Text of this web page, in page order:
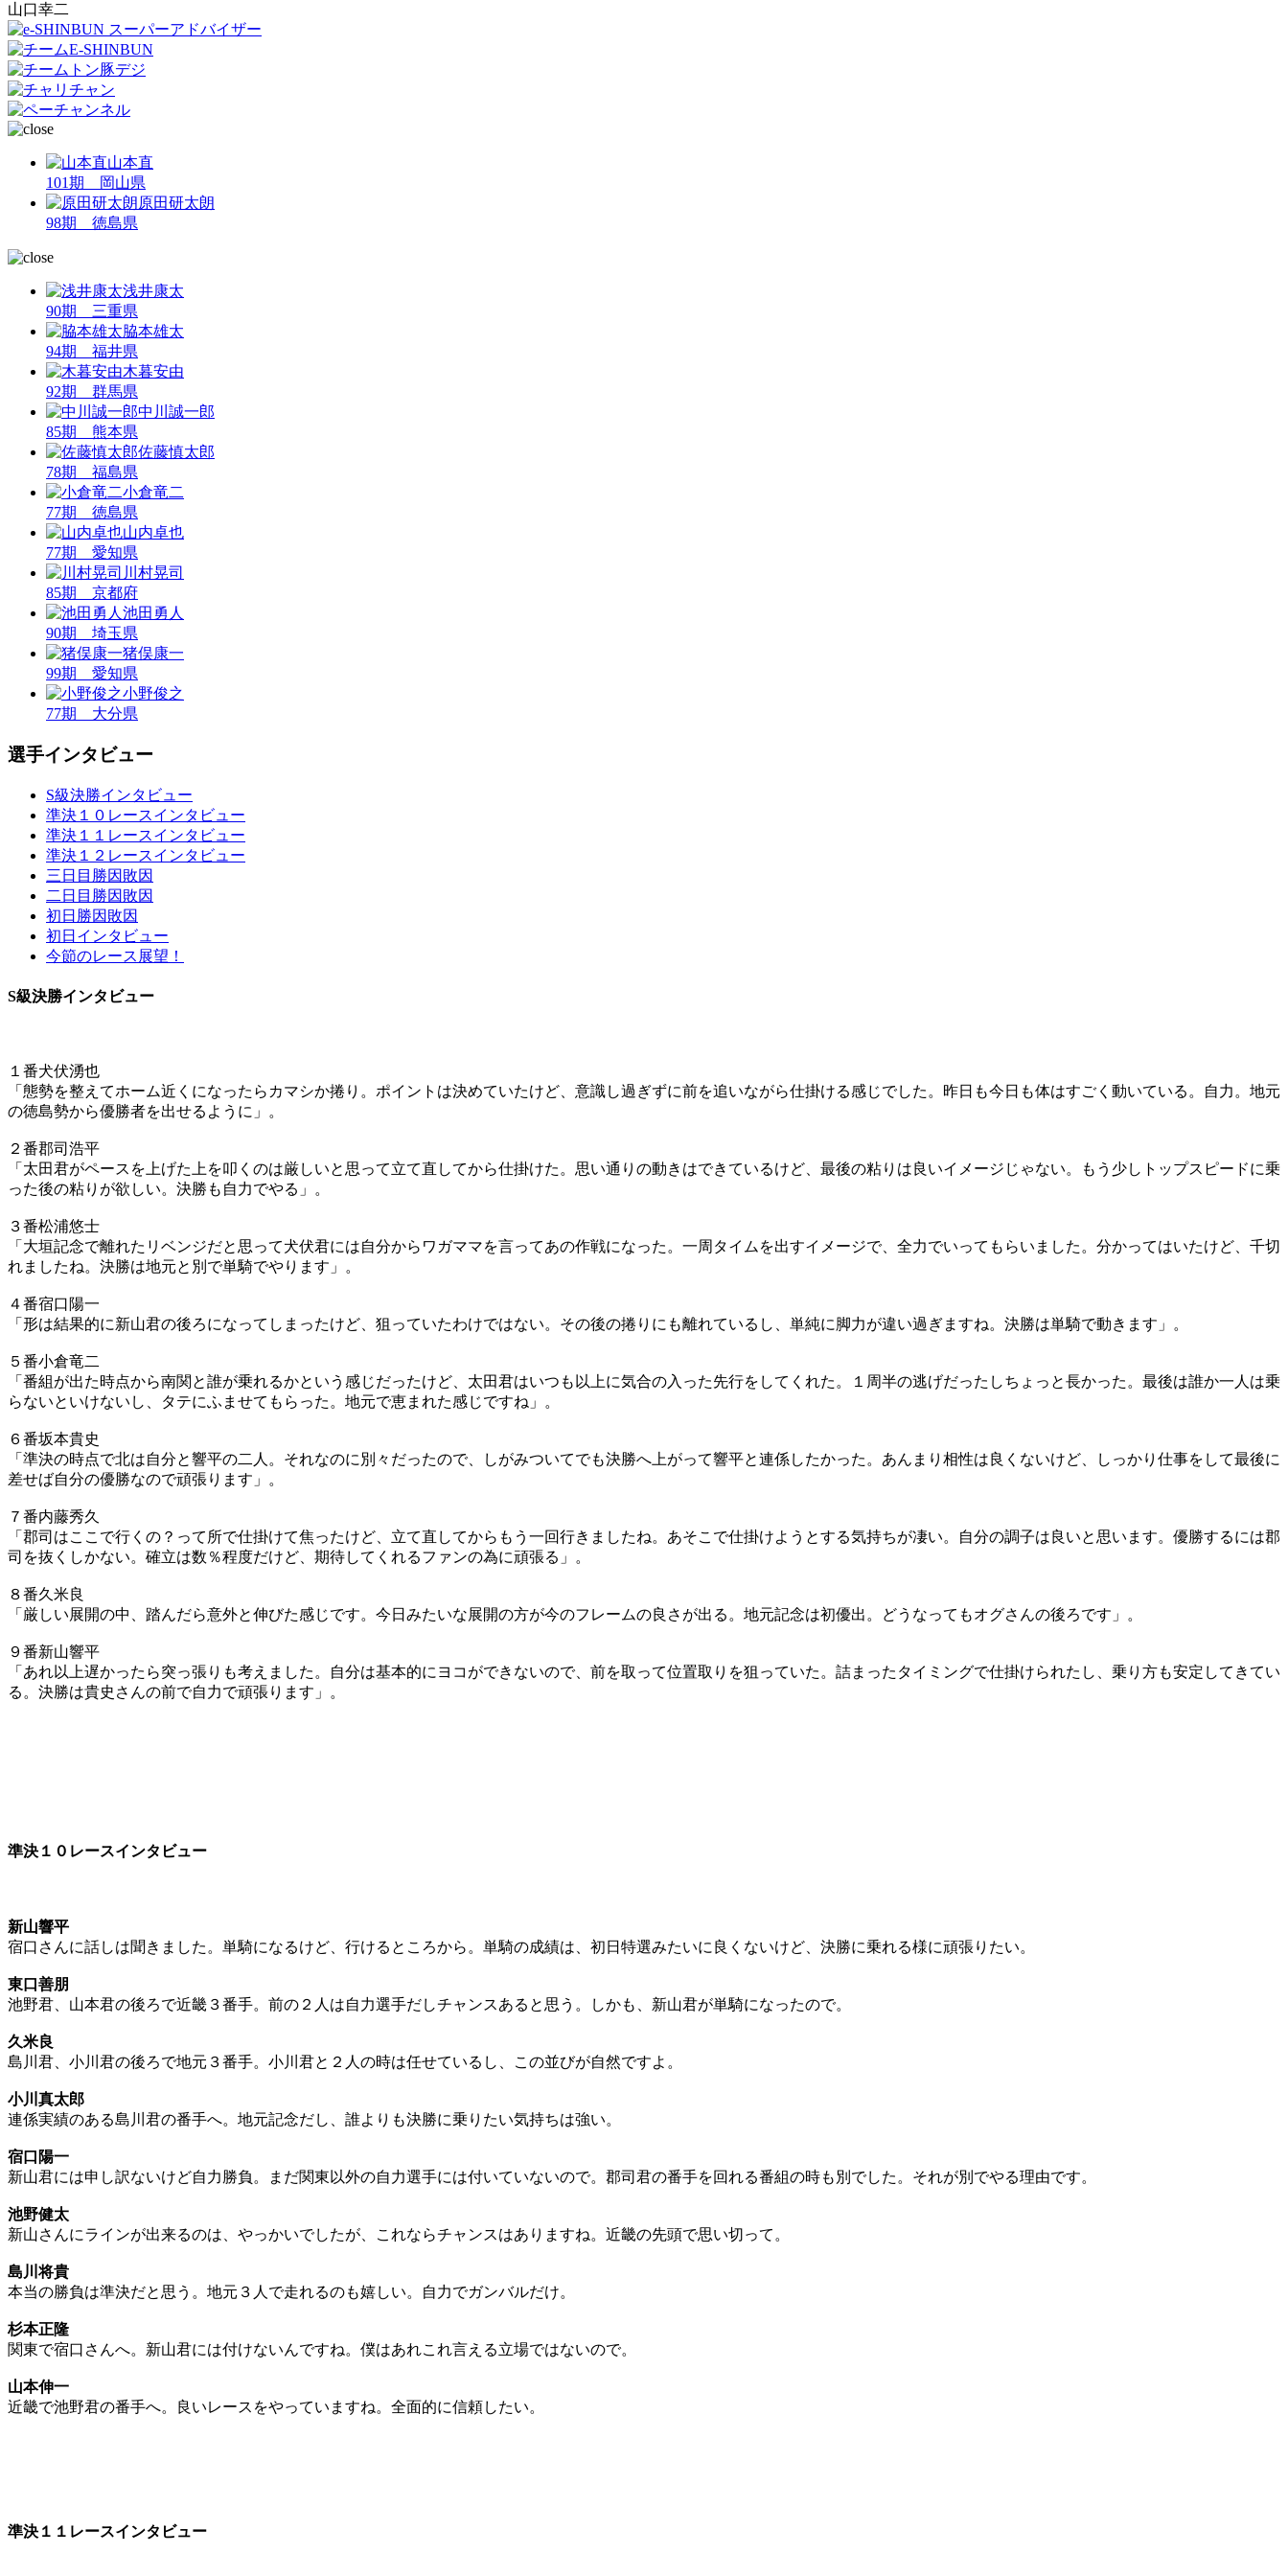
山口幸二
山本直
101期 岡山県
原田研太朗
98期 徳島県
浅井康太
90期 三重県
脇本雄太
94期 福井県
木暮安由
92期 群馬県
中川誠一郎
85期 熊本県
佐藤慎太郎
78期 福島県
小倉竜二
77期 徳島県
山内卓也
77期 愛知県
川村晃司
85期 京都府
池田勇人
90期 埼玉県
猪俣康一
99期 愛知県
小野俊之
77期 大分県
選手インタビュー
S級決勝インタビュー
準決１０レースインタビュー
準決１１レースインタビュー
準決１２レースインタビュー
三日目勝因敗因
二日目勝因敗因
初日勝因敗因
初日インタビュー
今節のレース展望！
S級決勝インタビュー
１番犬伏湧也
「態勢を整えてホーム近くになったらカマシか捲り。ポイントは決めていたけど、意識し過ぎずに前を追いながら仕掛ける感じでした。昨日も今日も体はすごく動いている。自力。地元
の徳島勢から優勝者を出せるように」。
２番郡司浩平
「太田君がペースを上げた上を叩くのは厳しいと思って立て直してから仕掛けた。思い通りの動きはできているけど、最後の粘りは良いイメージじゃない。もう少しトップスピードに乗
った後の粘りが欲しい。決勝も自力でやる」。
３番松浦悠士
「大垣記念で離れたリベンジだと思って犬伏君には自分からワガママを言ってあの作戦になった。一周タイムを出すイメージで、全力でいってもらいました。分かってはいたけど、千切
れましたね。決勝は地元と別で単騎でやります」。
４番宿口陽一
「形は結果的に新山君の後ろになってしまったけど、狙っていたわけではない。その後の捲りにも離れているし、単純に脚力が違い過ぎますね。決勝は単騎で動きます」。
５番小倉竜二
「番組が出た時点から南関と誰が乗れるかという感じだったけど、太田君はいつも以上に気合の入った先行をしてくれた。１周半の逃げだったしちょっと長かった。最後は誰か一人は乗
らないといけないし、タテにふませてもらった。地元で恵まれた感じですね」。
６番坂本貴史
「準決の時点で北は自分と響平の二人。それなのに別々だったので、しがみついてでも決勝へ上がって響平と連係したかった。あんまり相性は良くないけど、しっかり仕事をして最後に
差せば自分の優勝なので頑張ります」。
７番内藤秀久
「郡司はここで行くの？って所で仕掛けて焦ったけど、立て直してからもう一回行きましたね。あそこで仕掛けようとする気持ちが凄い。自分の調子は良いと思います。優勝するには郡
司を抜くしかない。確立は数％程度だけど、期待してくれるファンの為に頑張る」。
８番久米良
「厳しい展開の中、踏んだら意外と伸びた感じです。今日みたいな展開の方が今のフレームの良さが出る。地元記念は初優出。どうなってもオグさんの後ろです」。
９番新山響平
「あれ以上遅かったら突っ張りも考えました。自分は基本的にヨコができないので、前を取って位置取りを狙っていた。詰まったタイミングで仕掛けられたし、乗り方も安定してきてい
る。決勝は貴史さんの前で自力で頑張ります」。
準決１０レースインタビュー
新山響平
宿口さんに話しは聞きました。単騎になるけど、行けるところから。単騎の成績は、初日特選みたいに良くないけど、決勝に乗れる様に頑張りたい。
東口善朋
池野君、山本君の後ろで近畿３番手。前の２人は自力選手だしチャンスあると思う。しかも、新山君が単騎になったので。
久米良
島川君、小川君の後ろで地元３番手。小川君と２人の時は任せているし、この並びが自然ですよ。
小川真太郎
連係実績のある島川君の番手へ。地元記念だし、誰よりも決勝に乗りたい気持ちは強い。
宿口陽一
新山君には申し訳ないけど自力勝負。まだ関東以外の自力選手には付いていないので。郡司君の番手を回れる番組の時も別でした。それが別でやる理由です。
池野健太
新山さんにラインが出来るのは、やっかいでしたが、これならチャンスはありますね。近畿の先頭で思い切って。
島川将貴
本当の勝負は準決だと思う。地元３人で走れるのも嬉しい。自力でガンバルだけ。
杉本正隆
関東で宿口さんへ。新山君には付けないんですね。僕はあれこれ言える立場ではないので。
山本伸一
近畿で池野君の番手へ。良いレースをやっていますね。全面的に信頼したい。
準決１１レースインタビュー